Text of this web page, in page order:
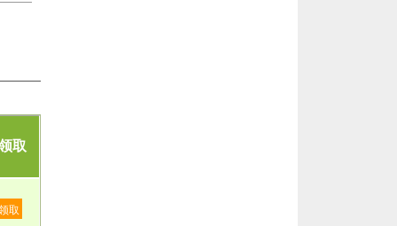
取
取